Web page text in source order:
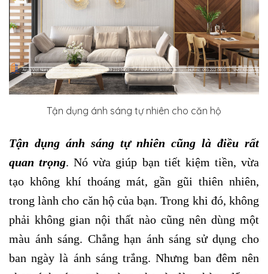
Tận dụng ánh sáng tự nhiên cho căn hộ
Tận dụng ánh sáng tự nhiên cũng là điều rất
quan trọng. Nó vừa giúp bạn tiết kiệm tiền, vừa
tạo không khí thoáng mát, gần gũi thiên nhiên,
trong lành cho căn hộ của bạn. Trong khi đó, không
phải không gian nội thất nào cũng nên dùng một
màu ánh sáng. Chẳng hạn ánh sáng sử dụng cho
ban ngày là ánh sáng trắng. Nhưng ban đêm nên